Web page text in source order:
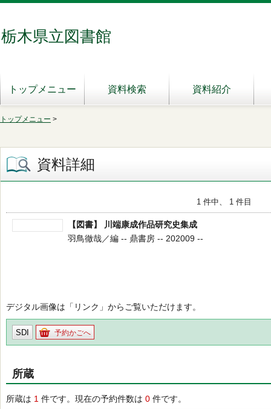
栃木県立図書館
トップメニュー 資料検索 資料紹介
トップメニュー >
資料詳細
1 件中、 1 件目
【図書】 川端康成作品研究史集成
羽鳥徹哉／編 -- 鼎書房 -- 202009 --
デジタル画像は「リンク」からご覧いただけます。
SDI 予約かごへ
所蔵
所蔵は 1 件です。現在の予約件数は 0 件です。